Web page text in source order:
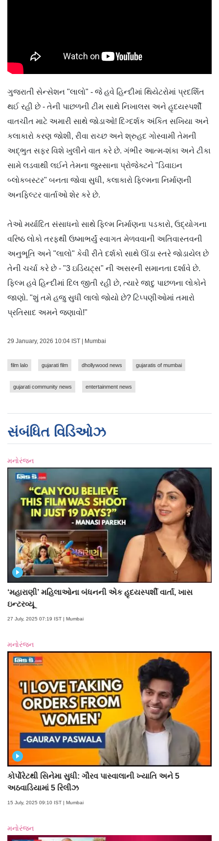
ગુજરાતી સેન્સેશન "લાલો" - જે હવે હિન્દીમાં થિયેટરોમાં પ્રદર્શિત
થઈ રહી છે - તેની પાછળની ટીમ સાથે નિખાલસ અને હૃદયસ્પર્શી
વાતચીત માટે અમારી સાથે જોડાઓ! દિગ્દર્શક અંકિત સખિયા અને
કલાકારો કરણ જોશી, રીવા રાચ્છ અને શ્રુહદ ગોસ્વામી તેમની
અદ્ભુત સફર વિશે ખુલીને વાત કરે છે. ગંભીર આત્મ-શંકા અને ટીકા
સામે લડવાથી લઈને તેમના જુસ્સાના પ્રોજેક્ટને "ડિવાઇન
બ્લોકબસ્ટર" બનતા જોવા સુધી, કલાકારો ફિલ્મના નિર્માણની
અનફિલ્ટર વાર્તાઓ શેર કરે છે.
તેઓ મર્યાદિત સંસાધનો સાથે ફિલ્મ નિર્માણના પડકારો, ઉદ્યોગના
વરિષ્ઠ લોકો તરફથી ઉષ્માભર્યું સ્વાગત મેળવવાની અતિવાસ્તવની
અનુભૂતિ અને "લાલો" કેવી રીતે દર્શકો સાથે ઊંડા સ્તરે જોડાયેલ છે
તેની ચર્ચા કરે છે - "3 ઇડિયટ્સ" ની અસરની સમાનતા દર્શાવે છે.
ફિલ્મ હવે હિન્દીમાં દિલ જીતી રહી છે, ત્યારે જાદુ પાછળના લોકોને
જાણો. "શું તમે હજુ સુધી લાલો જોયો છે? ટિપ્પણીઓમાં તમારો
પ્રતિસાદ અમને જણાવો!"
29 January, 2026 10:04 IST | Mumbai
film lalo gujarati film dhollywood news gujaratis of mumbai
gujarati community news entertainment news
સંબંધિત વિડિઓઝ
મનોરંજન
‘મહારાણી’ મહિલાઓના બંધનની એક હૃદયસ્પર્શી વાર્તા, ખાસ
ઇન્ટરવ્યૂ
27 July, 2025 07:19 IST | Mumbai
મનોરંજન
કોર્પોરેટથી સિનેમા સુધી: ગૌરવ પાસ્વાલાની ખ્યાતિ અને 5
અઠવાડિયામાં 5 રિલીઝ
15 July, 2025 09:10 IST | Mumbai
મનોરંજન